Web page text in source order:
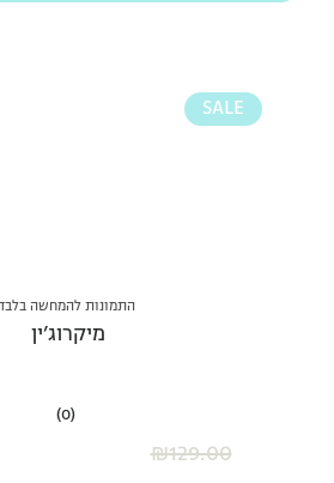
SALE
התמונות להמחשה
מיקרוג’ין
(0)
₪129.00